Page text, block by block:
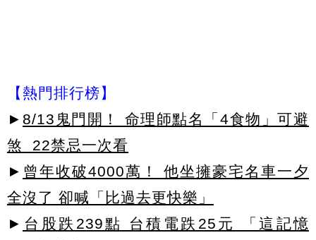
【熱門排行榜】
► 8/13鬼門開！ 命理師點名「4食物」可避
煞 22禁忌一次看
► 曾年收破4000萬！ 他坐擁豪宅名車一夕
全沒了 卻喊「比過去更快樂」
► 台股跌239點 台積電跌25元 「這記憶